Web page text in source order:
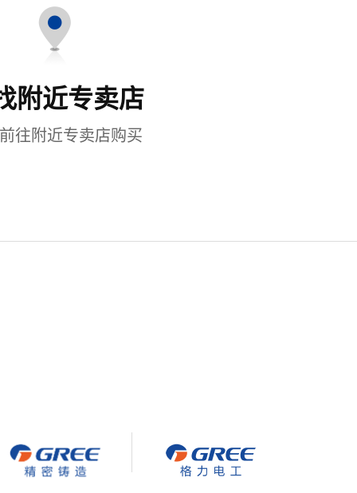
附近专卖店
往附近专卖店购买